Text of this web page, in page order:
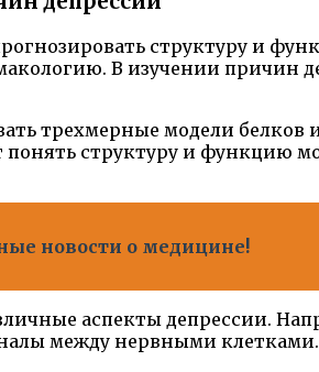
структуру и
В изучении причин
трехмерные модели
структуру и функцию
новости о медицине!
аспекты депрессии.
между нервными